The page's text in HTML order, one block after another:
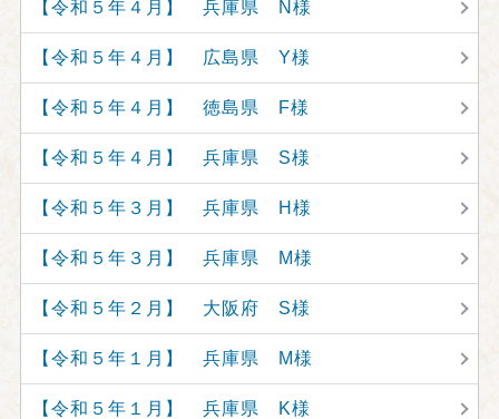
【令和５年４月】 兵庫県 N様
【令和５年４月】 広島県 Y様
【令和５年４月】 徳島県 F様
【令和５年４月】 兵庫県 S様
【令和５年３月】 兵庫県 H様
【令和５年３月】 兵庫県 M様
【令和５年２月】 大阪府 S様
【令和５年１月】 兵庫県 M様
【令和５年１月】 兵庫県 K様